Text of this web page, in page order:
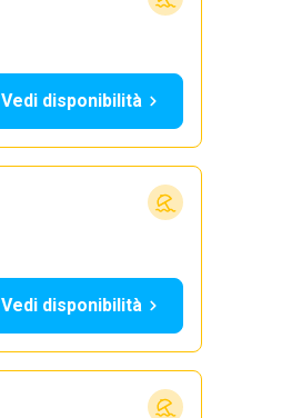
Vedi disponibilità
Vedi disponibilità